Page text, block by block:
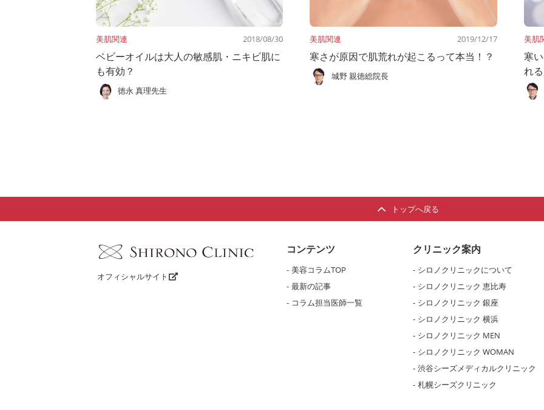
美肌関連 2018/08/30
ベビーオイルは大人の敏感肌・ニキビ肌に
も有効？
徳永 真理先生
美肌関連 2019/12/17
寒さが原因で肌荒れが起こるって本当！？
城野 親徳総院長
美肌
寒
れ
トップへ戻る
オフィシャルサイト
コンテンツ
美容コラムTOP
最新の記事
コラム担当医師一覧
クリニック案内
シロノクリニックについて
シロノクリニック 恵比寿
シロノクリニック 銀座
シロノクリニック 横浜
シロノクリニック MEN
シロノクリニック WOMAN
渋谷シーズメディカルクリニック
札幌シーズクリニック